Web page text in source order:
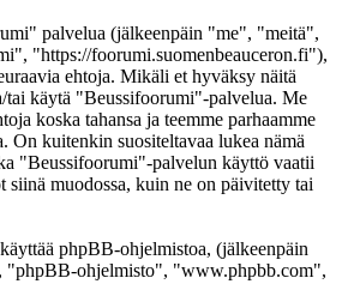
palvelua (jälkeenpäin "me", "meitä",
"https://foorumi.suomenbeauceron.fi"),
ehtoja. Mikäli et hyväksy näitä
tai käytä "Beussifoorumi"-palvelua. Me
koska tahansa ja teemme parhaamme
On kuitenkin suositeltavaa lukea nämä
"Beussifoorumi"-palvelun käyttö vaatii
siinä muodossa, kuin ne on päivitetty tai
phpBB-ohjelmistoa, (jälkeenpäin
"phpBB-ohjelmisto", "www.phpbb.com",